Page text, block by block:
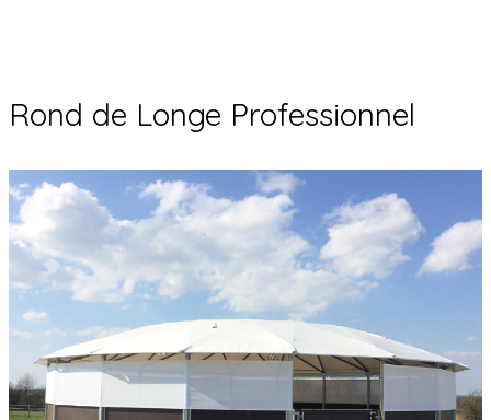
Rond de Longe Professionnel